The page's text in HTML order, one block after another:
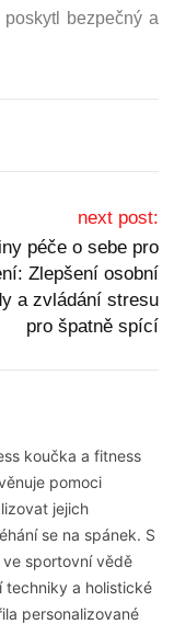
bezpečný a
next post:
péče o sebe pro
Zlepšení osobní
a zvládání stresu
pro špatně spící
koučka a fitness
pomoci
jejich
se na spánek. S
sportovní vědě
techniky a holistické
personalizované